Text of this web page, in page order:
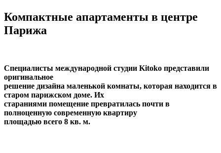
Компактные апартаменты в центре
Парижа
Специалисты международной студии Kitoko представили
оригинальное
решение дизайна маленькой комнаты, которая находится в
старом парижском доме. Их
стараниями помещение превратилась почти в
полноценную современную квартиру
площадью всего 8 кв. м.